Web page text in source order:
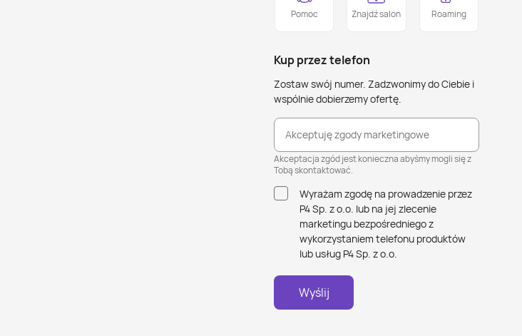
Pomoc Znajdź salon Roaming
Kup przez telefon
Zostaw swój numer. Zadzwonimy do Ciebie i
wspólnie dobierzemy ofertę.
Akceptuję zgody marketingowe
Akceptacja zgód jest konieczna abyśmy mogli się z
Tobą skontaktować.
Wyrażam zgodę na prowadzenie przez
P4 Sp. z o.o. lub na jej zlecenie
marketingu bezpośredniego z
wykorzystaniem telefonu produktów
lub usług P4 Sp. z o.o.
Wyślij